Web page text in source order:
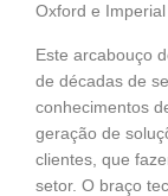
Oxford e
Este arcabouço
de décadas de
conhecimentos
geração de
clientes, que
setor. O braço